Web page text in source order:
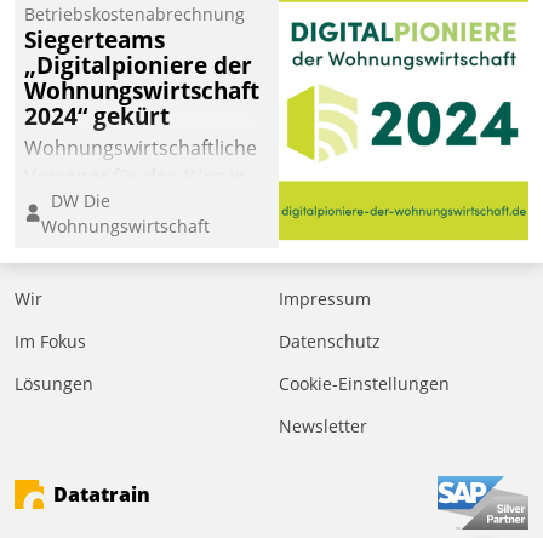
Betriebskostenabrechnung
Siegerteams
„Digitalpioniere der
Wohnungswirtschaft
2024“ gekürt
Wohnungswirtschaftliche
eine digitale Zukunft zu
finden, ist das Ziel des
Awards „Digitalpioniere
der
Bewerben können sich
dafür ein Team
DW Die
Wohnungswirtschaft
Wir
Im Fokus
Lösungen
Impressum
Datenschutz
Cookie-Einstellungen
Newsletter
Datatrain